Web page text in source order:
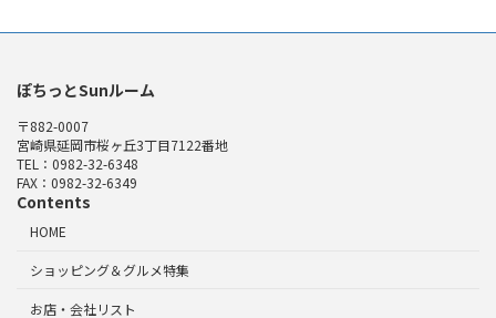
ぽちっとSunルーム
〒882-0007
宮崎県延岡市桜ヶ丘3丁目7122番地
TEL：0982-32-6348
FAX：0982-32-6349
Contents
HOME
ショッピング＆グルメ特集
お店・会社リスト